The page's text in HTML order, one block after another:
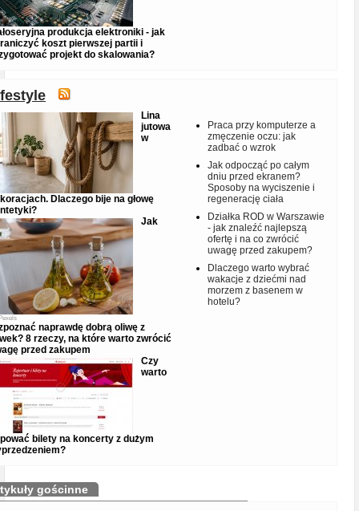
produkcja elektroniki - jak
koszt pierwszej partii i
projekt do skalowania?
Lina
jutowa
w
Dlaczego bije na głowę
Jak
naprawdę dobrą oliwę z
8 rzeczy, na które warto zwrócić
przed zakupem
Czy
warto
bilety na koncerty z dużym
Praca przy komputerze a
zmęczenie oczu: jak
zadbać o wzrok
Jak odpocząć po całym
dniu przed ekranem?
Sposoby na wyciszenie i
regenerację ciała
Działka ROD w Warszawie
- jak znaleźć najlepszą
ofertę i na co zwrócić
uwagę przed zakupem?
Dlaczego warto wybrać
wakacje z dziećmi nad
morzem z basenem w
hotelu?
gościnne